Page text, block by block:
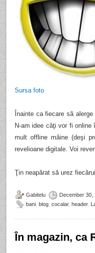
Sursa foto
Înainte ca fiecare să
N-am idee câţi vor fi
mult offline mâine (deşi
revelioane digitale. Voi
Ţin neapărat să urez
Gabitelu December 30,
bani blog cocalar, header,
În magazin, ca